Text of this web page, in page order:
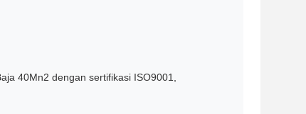
40Mn2 dengan sertifikasi ISO9001,